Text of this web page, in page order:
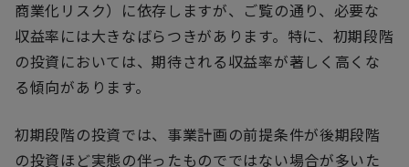
商業化リスク）に依存しますが、ご覧の通り、必要な
収益率には大きなばらつきがあります。特に、初期段階
の投資においては、期待される収益率が著しく高くな
る傾向があります。
初期段階の投資では、事業計画の前提条件が後期段階
の投資ほど実態の伴ったものでではない場合が多いた